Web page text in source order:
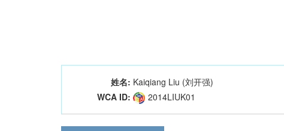
姓名: Kaiqiang Liu (刘开强)
WCA ID:
2014LIUK01